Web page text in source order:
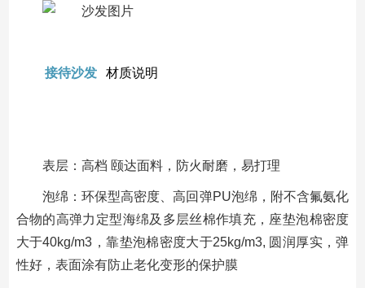
接待沙发 材质说明
表层：高档 颐达面料，防火耐磨，易打理
泡绵：环保型高密度、高回弹PU泡绵，附不含氟氨化
合物的高弹力定型海绵及多层丝棉作填充，座垫泡棉密度
大于40kg/m3，靠垫泡棉密度大于25kg/m3, 圆润厚实，弹
性好，表面涂有防止老化变形的保护膜